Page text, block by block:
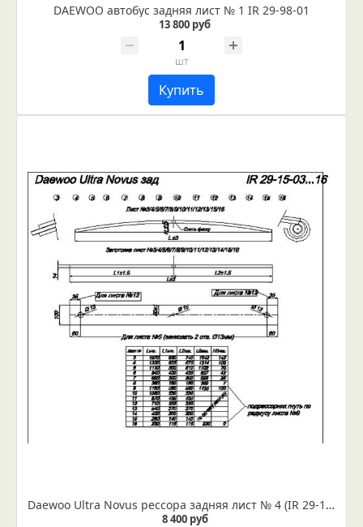
DAEWOO автобус задняя лист № 1 IR 29-98-01
13 800 руб
шт
Купить
Daewoo Ultra Novus рессора задняя лист № 4 (IR 29-15-04)
8 400 руб